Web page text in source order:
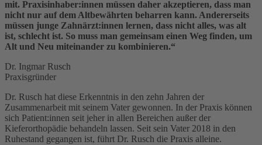
mit. Praxisinhaber:innen müssen daher akzeptieren, dass man
nicht nur auf dem Altbewährten beharren kann. Andererseits
müssen junge Zahnärzt:innen lernen, dass nicht alles, was alt
ist, schlecht ist. So muss man gemeinsam einen Weg finden, um
Alt und Neu miteinander zu kombinieren.“
Dr. Ingmar Rusch
Praxisgründer
Dr. Rusch hat diese Erkenntnis in den zehn Jahren der
Zusammenarbeit mit seinem Vater gewonnen. In der Praxis können
sich Patient:innen seit jeher in allen Bereichen außer der
Kieferorthopädie behandeln lassen. Seit sein Vater 2018 in den
Ruhestand gegangen ist, führt Dr. Rusch die Praxis alleine.